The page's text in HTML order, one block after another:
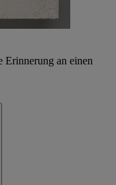
Erinnerung an einen